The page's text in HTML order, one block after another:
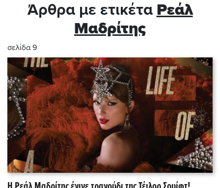
Άρθρα με ετικέτα Ρεάλ
Μαδρίτης
σελίδα 9